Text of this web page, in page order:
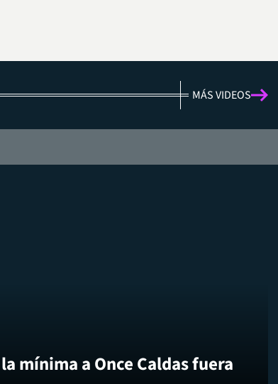
MÁS VIDEOS
mínima a Once Caldas fuera